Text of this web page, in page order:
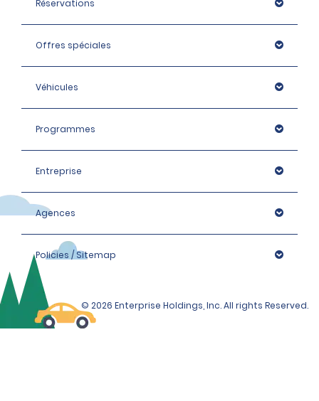
Réservations
Offres spéciales
Véhicules
Programmes
Entreprise
Agences
Policies / Sitemap
© 2026 Enterprise Holdings, Inc. All rights Reserved.